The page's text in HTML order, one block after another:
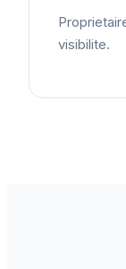
visibilite.